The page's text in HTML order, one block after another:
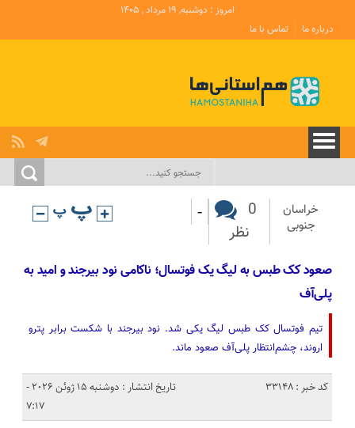
امروز : دوشنبه, ۱۹ مرداد , ۱۴۰۵
درباره ما
تماس با ما
خراسان
جنوبی
0
نظر
-
صعود کک طبس به لیگ یک فوتسال؛ ناکامی نود بیرجند و امید به
پلی‌آف
تیم فوتسال کک طبس لیگ یکی شد. نود بیرجند با شکست برابر پترو
اروند، چشم‌انتظار پلی‌آف صعود ماند.
کد خبر : 33148
تاریخ انتشار : دوشنبه 15 ژوئن 2026 -
7:17